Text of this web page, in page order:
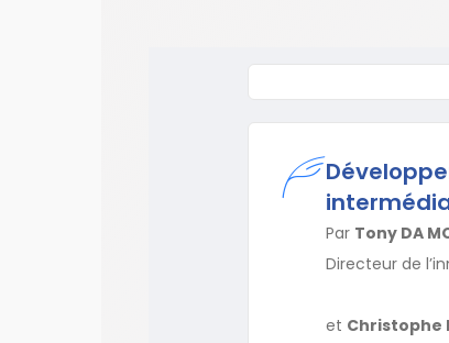
Par Tony DA
Directeur de
et Christophe